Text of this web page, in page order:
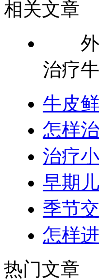
相关文章
外用
治疗
牛皮
怎样
治疗
早期
季节
怎样
热门文章